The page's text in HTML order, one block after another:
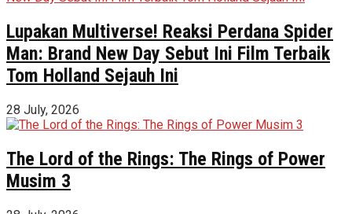
Lupakan Multiverse! Reaksi Perdana Spider
Man: Brand New Day Sebut Ini Film Terbaik
Tom Holland Sejauh Ini
28 July, 2026
The Lord of the Rings: The Rings of Power
Musim 3